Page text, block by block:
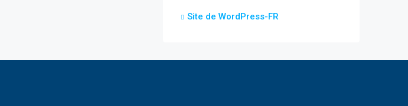
Site de WordPress-FR